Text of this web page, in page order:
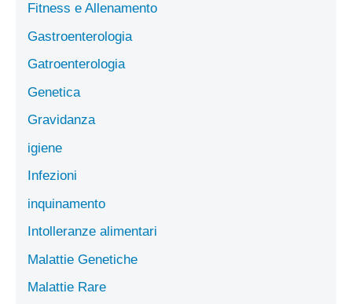
Fitness e Allenamento
Gastroenterologia
Gatroenterologia
Genetica
Gravidanza
igiene
Infezioni
inquinamento
Intolleranze alimentari
Malattie Genetiche
Malattie Rare